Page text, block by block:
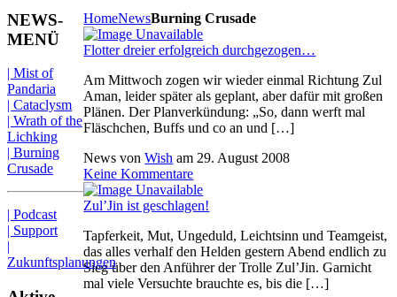
HomeNewsBurning Crusade
Flotter dreier erfolgreich durchgezogen…
Am Mittwoch zogen wir wieder einmal Richtung Zul
Aman, leider später als geplant, aber dafür mit großen
Plänen. Der Planverkündung: „So, dann werft mal
Fläschchen, Buffs und co an und […]
News vonWish am 29. August 2008
Keine Kommentare
Zul’Jin ist geschlagen!
Tapferkeit, Mut, Ungeduld, Leichtsinn und Teamgeist,
das alles verhalf den Helden gestern Abend endlich zu
Sieg über den Anführer der Trolle Zul’Jin. Garnicht
mal viele Versuchte brauchte es, bis die […]
NEWS-
MENÜ
| Mist of
Pandaria
| Cataclysm
| Wrath of the
Lichking
| Burning
Crusade
| Podcast
| Support
|
Zukunftsplanungen